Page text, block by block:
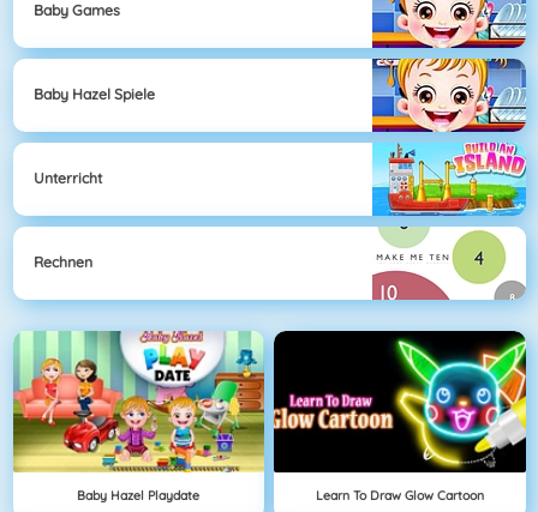
Baby Games
Baby Hazel Spiele
Unterricht
Rechnen
Baby Hazel Playdate Learn To Draw Glow Cartoon